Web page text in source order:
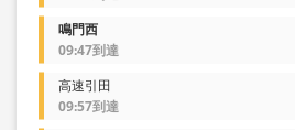
鳴門西
09:47到達
高速引田
09:57到達